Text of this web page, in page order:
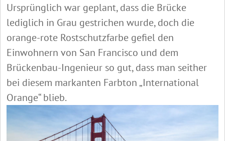
Ursprünglich war geplant, dass die Brücke
lediglich in Grau gestrichen wurde, doch die
orange-rote Rostschutzfarbe gefiel den
Einwohnern von San Francisco und dem
Brückenbau-Ingenieur so gut, dass man seither
bei diesem markanten Farbton „International
Orange“ blieb.